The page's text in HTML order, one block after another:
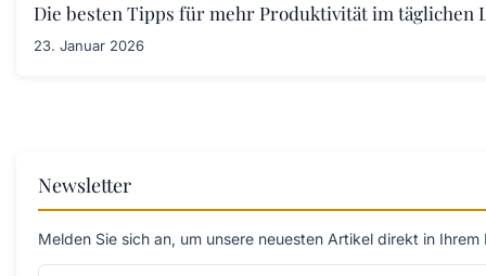
Die besten Tipps für mehr Produktivität im täglichen
23. Januar 2026
Newsletter
Melden Sie sich an, um unsere neuesten Artikel direkt in